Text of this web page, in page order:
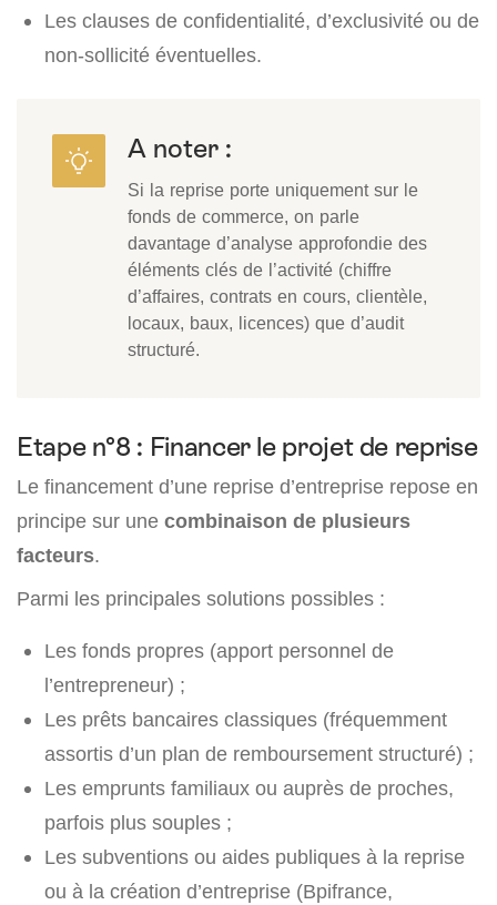
Les clauses de confidentialité, d’exclusivité ou de
non-sollicité éventuelles.
A noter :
Si la reprise porte uniquement sur le
fonds de commerce, on parle
davantage d’analyse approfondie des
éléments clés de l’activité (chiffre
d’affaires, contrats en cours, clientèle,
locaux, baux, licences) que d’audit
structuré.
Etape n°8 : Financer le projet de reprise
Le financement d’une reprise d’entreprise repose en
principe sur une combinaison de plusieurs
facteurs.
Parmi les principales solutions possibles :
Les fonds propres (apport personnel de
l’entrepreneur) ;
Les prêts bancaires classiques (fréquemment
assortis d’un plan de remboursement structuré) ;
Les emprunts familiaux ou auprès de proches,
parfois plus souples ;
Les subventions ou aides publiques à la reprise
ou à la création d’entreprise (Bpifrance,